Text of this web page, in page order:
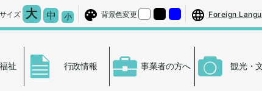
イズ 大文字を大きくする
中 文字の大きさをもとの大きさに戻す
小文字を小さくする
背景色変更 背景色の変更：白
背景色の変更：黒
背景色の変更：青
Foreign
祉 行政情報 事業者の方へ 観光・